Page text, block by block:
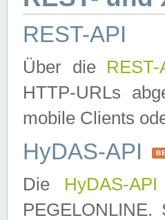
REST-API
Über die REST-
HTTP-URLs
mobile Clients
HyDAS-API
Die HyDAS-API